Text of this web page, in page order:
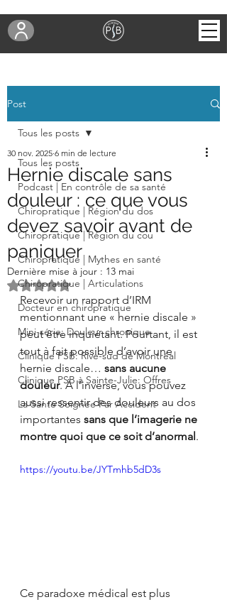
Post
Tous les posts
Podcast | En contrôle de sa santé
Chiropratique | Région du dos
Chiropratique | Région du cou
Chiropratique | Mythes en santé
Chiropratique | Articulations
Docteur en chiropratique
Mini-série: Douleur chronique
Clinique PSB: Rive-sud de Montréal
Clinique PSB à Sainte-Julie: Offres
La Santé Soignée Par Accident
Tous les posts
Hernie discale sans
douleur : ce que vous
devez savoir avant de
paniquer
30 nov. 2025 6 min de lecture
Dernière mise à jour : 13 mai
Noté NaN étoiles sur 5.
Recevoir un rapport d’IRM
mentionnant une « hernie discale »
peut être inquiétant. Pourtant, il est
tout à fait possible d’avoir une
hernie discale… sans aucune
douleur. À l’inverse, vous pouvez
aussi ressentir des douleurs au dos
importantes sans que l’imagerie ne
montre quoi que ce soit d’anormal.
https://youtu.be/JYTmhb5dD3s
Ce paradoxe médical est plus